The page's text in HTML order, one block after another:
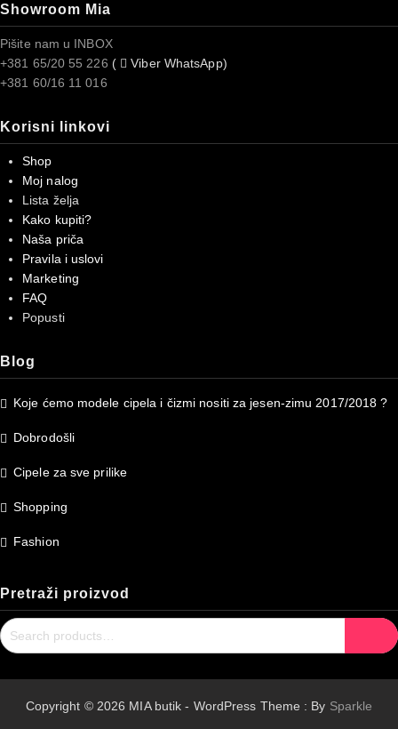
Showroom Mia
Pišite nam u INBOX
+381 65/20 55 226 (
Viber WhatsApp)
+381 60/16 11 016
Korisni linkovi
Shop
Moj nalog
Lista želja
Kako kupiti?
Naša priča
Pravila i uslovi
Marketing
FAQ
Popusti
Blog
Koje ćemo modele cipela i čizmi nositi za jesen-zimu 2017/2018 ?
Dobrodošli
Cipele za sve prilike
Shopping
Fashion
Pretraži proizvod
Search
for:
Copyright © 2026 MIA butik - WordPress Theme : By Sparkle